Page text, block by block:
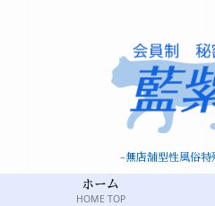
-無店舗型性風俗特
ホーム
HOME TOP